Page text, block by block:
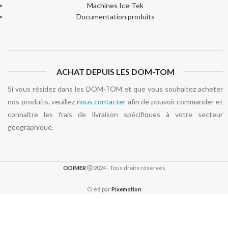
Machines Ice-Tek
Documentation produits
ACHAT DEPUIS LES DOM-TOM
Si vous résidez dans les DOM-TOM et que vous souhaitez acheter
nos produits, veuillez nous contacter afin de pouvoir commander et
connaître les frais de livraison spécifiques à votre secteur
géographique.
ODIMER 2024 - Tous droits réservés
Créé parPixemotion